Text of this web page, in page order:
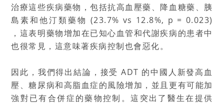
治療這些疾病藥物，包括抗高血壓藥、降血糖藥、胰
島素和他汀類藥物 (23.7% vs 12.8%, p = 0.023)
，這表明藥物增加在已知心血管和代謝疾病的患者中
也很常見，這意味著疾病控制也會惡化。
因此，我們得出結論，接受 ADT 的中國人新發高血
壓、糖尿病和高脂血症的風險增加，並且更有可能加
強對已有合併症的藥物控制。這突出了醫生在提供